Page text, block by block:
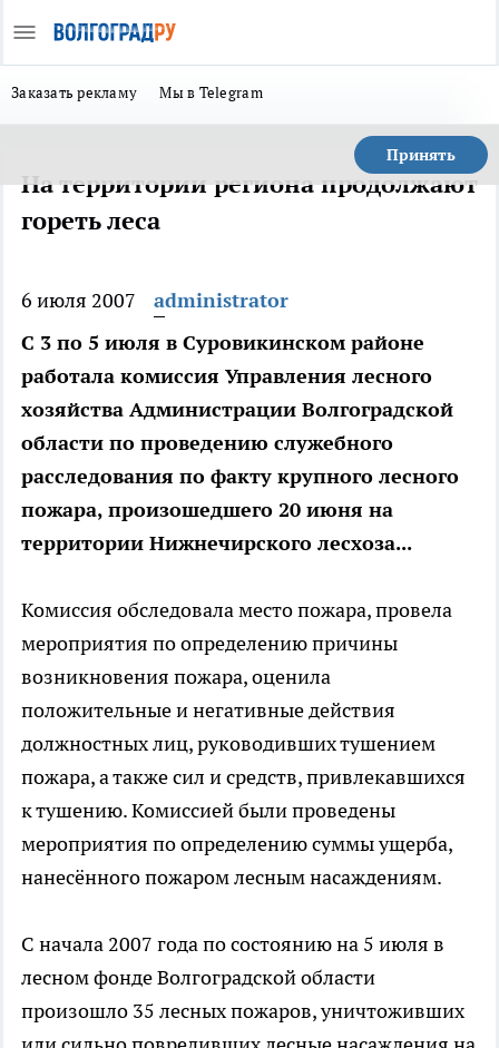
Заказать рекламу Мы в Telegram
Принять
На территории региона продолжают
гореть леса
6 июля 2007
administrator
С 3 по 5 июля в Суровикинском районе
работала комиссия Управления лесного
хозяйства Администрации Волгоградской
области по проведению служебного
расследования по факту крупного лесного
пожара, произошедшего 20 июня на
территории Нижнечирского лесхоза...
Комиссия обследовала место пожара, провела
мероприятия по определению причины
возникновения пожара, оценила
положительные и негативные действия
должностных лиц, руководивших тушением
пожара, а также сил и средств, привлекавшихся
к тушению. Комиссией были проведены
мероприятия по определению суммы ущерба,
нанесённого пожаром лесным насаждениям.
С начала 2007 года по состоянию на 5 июля в
лесном фонде Волгоградской области
произошло 35 лесных пожаров, уничтоживших